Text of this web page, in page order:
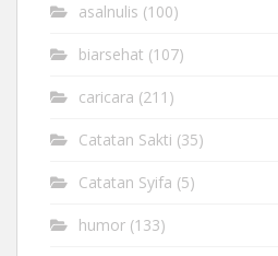
asalnulis (100)
biarsehat (107)
caricara (211)
Catatan Sakti (35)
Catatan Syifa (5)
humor (133)